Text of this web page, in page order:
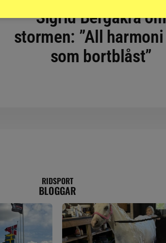
Sigrid Bergåkra om
stormen: ”All
som bortblåst”
RIDSPORT
BLOGGAR